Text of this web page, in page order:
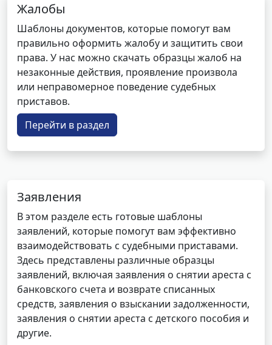
Жалобы
Шаблоны документов, которые помогут вам
правильно оформить жалобу и защитить свои
права. У нас можно скачать образцы жалоб на
незаконные действия, проявление произвола
или неправомерное поведение судебных
приставов.
Перейти в раздел
Заявления
В этом разделе есть готовые шаблоны
заявлений, которые помогут вам эффективно
взаимодействовать с судебными приставами.
Здесь представлены различные образцы
заявлений, включая заявления о снятии ареста с
банковского счета и возврате списанных
средств, заявления о взыскании задолженности,
заявления о снятии ареста с детского пособия и
другие.